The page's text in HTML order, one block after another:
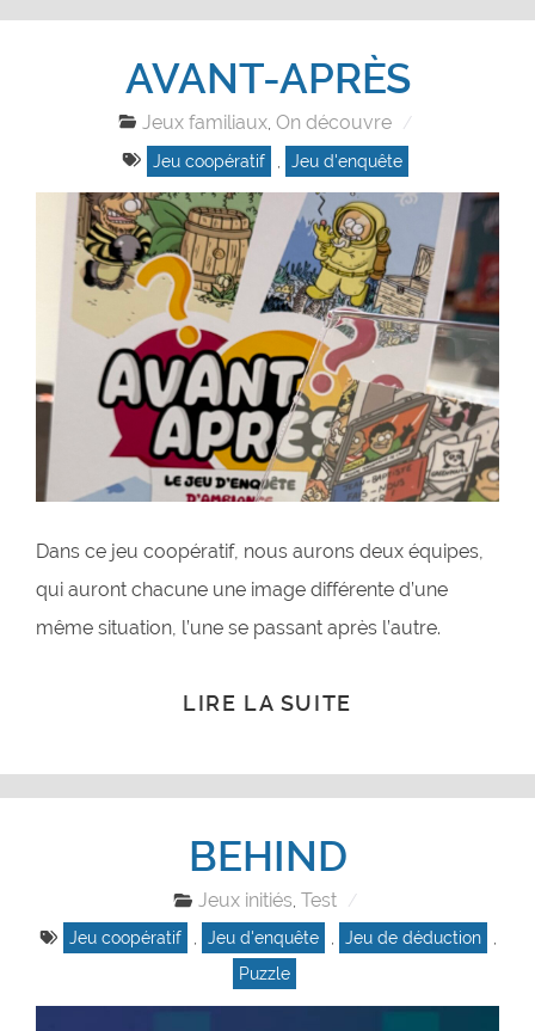
AVANT-APRÈS
Jeux familiaux ,On découvre
Jeu coopératif Jeu d'enquête
Dans ce jeu coopératif, nous aurons deux équipes,
qui auront chacune une image différente d’une
même situation, l’une se passant après l’autre.
LIRE LA SUITE
BEHIND
Jeux initiés, Test
Jeu coopératif , Jeu d'enquête , Jeu de déduction
,
Puzzle